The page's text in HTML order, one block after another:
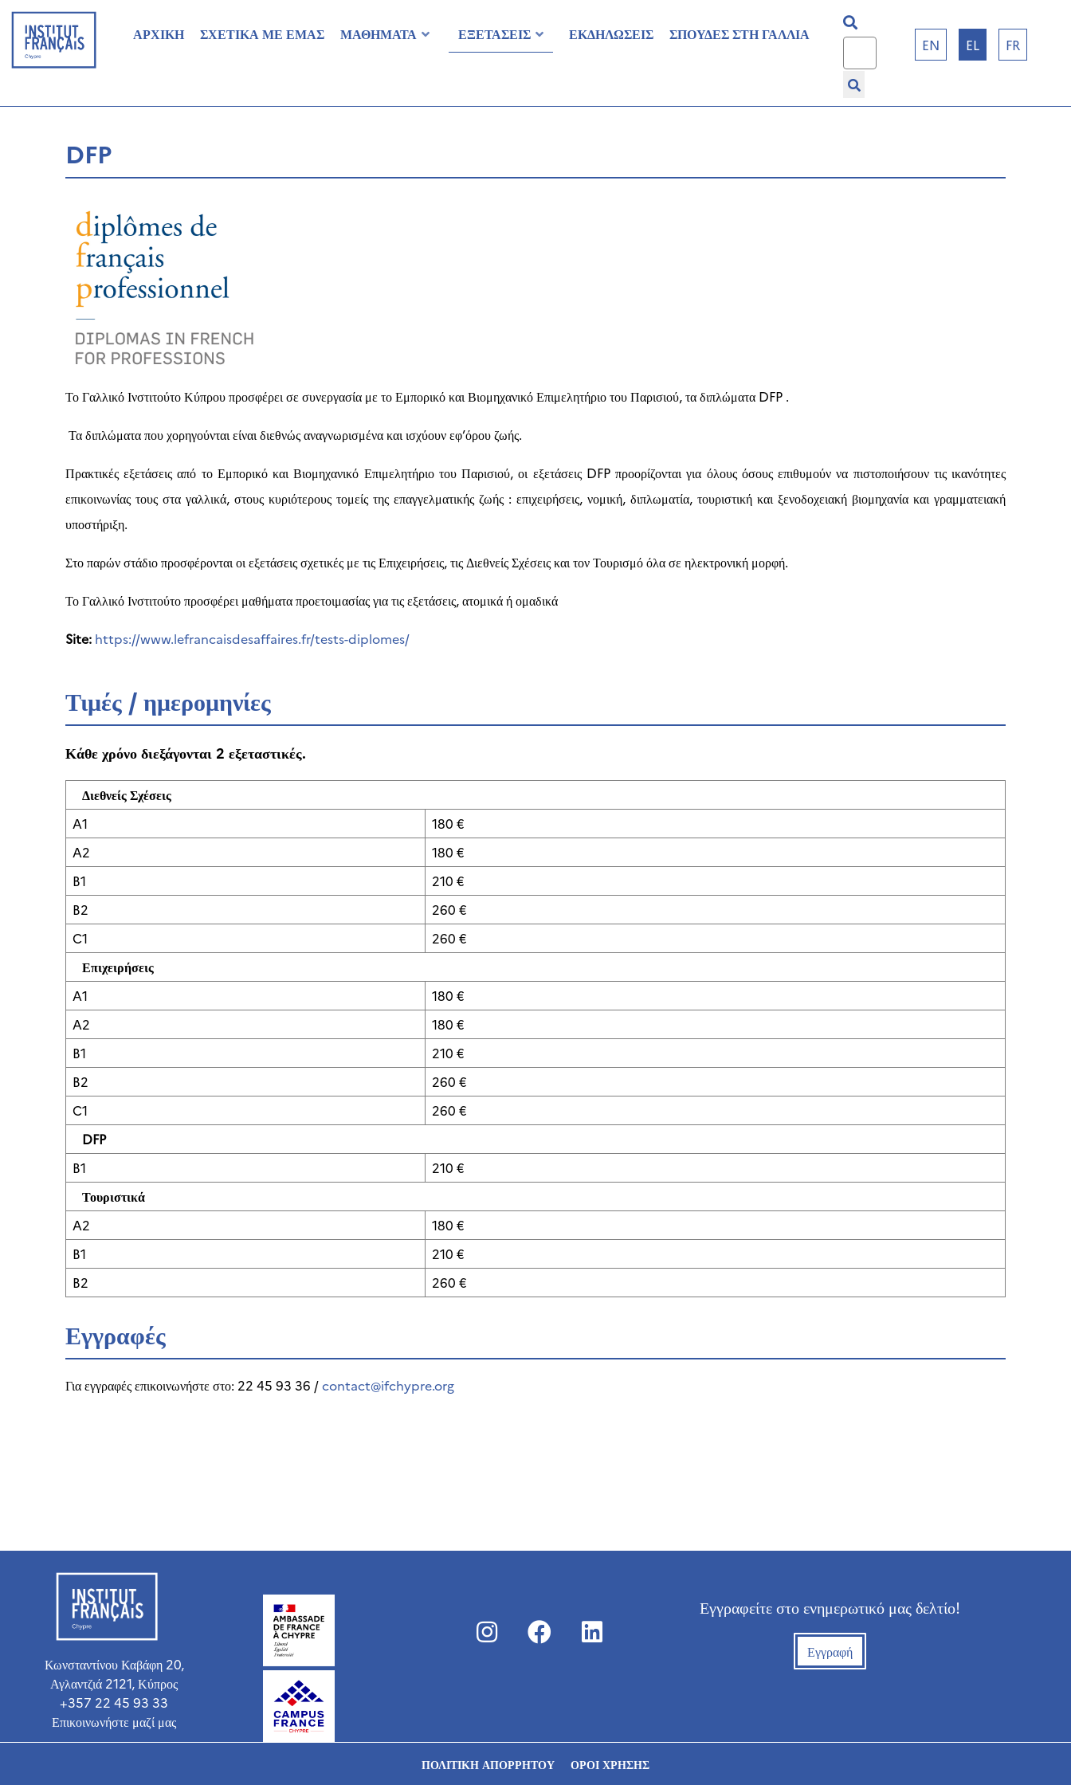
ΑΡΧΙΚΗ ΣΧΕΤΙΚΑ ΜΕ ΕΜΑΣ ΜΑΘΗΜΑΤΑ ΕΞΕΤΑΣΕΙΣ ΕΚΔΗΛΩΣΕΙΣ ΣΠΟΥΔΕΣ ΣΤΗ ΓΑΛΛΙΑ
Επιλέξτε τη γλώσσα σας
EN EL FR
DFP
Το Γαλλικό Ινστιτούτο Κύπρου προσφέρει σε συνεργασία με το Εμπορικό και Βιομηχανικό Επιμελητήριο του Παρισιού, τα διπλώματα DFP .
Τα διπλώματα που χορηγούνται είναι διεθνώς αναγνωρισμένα και ισχύουν εφ’όρου ζωής.
Πρακτικές εξετάσεις από το Εμπορικό και Βιομηχανικό Επιμελητήριο του Παρισιού, οι εξετάσεις DFP προορίζονται για όλους όσους επιθυμούν να πιστοποιήσουν τις ικανότητες
επικοινωνίας τους στα γαλλικά, στους κυριότερους τομείς της επαγγελματικής ζωής : επιχειρήσεις, νομική, διπλωματία, τουριστική και ξενοδοχειακή βιομηχανία και γραμματειακή
υποστήριξη.
Στο παρών στάδιο προσφέρονται οι εξετάσεις σχετικές με τις Επιχειρήσεις, τις Διεθνείς Σχέσεις και τον Τουρισμό όλα σε ηλεκτρονική μορφή.
Το Γαλλικό Ινστιτούτο προσφέρει μαθήματα προετοιμασίας για τις εξετάσεις, ατομικά ή ομαδικά
Site: https://www.lefrancaisdesaffaires.fr/tests-diplomes/
Τιμές / ημερομηνίες
Κάθε χρόνο διεξάγονται 2 εξεταστικές.
Διεθνείς Σχέσεις
A1
180 €
A2
180 €
B1
210 €
B2
260 €
C1
260 €
Επιχειρήσεις
A1
180 €
A2
180 €
B1
210 €
B2
260 €
C1
260 €
DFP
B1
210 €
Τουριστικά
A2
180 €
B1
210 €
B2
260 €
Εγγραφές
Για εγγραφές επικοινωνήστε στο: 22 45 93 36 /contact@ifchypre.org
Κωνσταντίνου Καβάφη 20,
Αγλαντζιά 2121, Κύπρος
+357 22 45 93 33
Επικοινωνήστε μαζί μας
Εγγραφείτε στο ενημερωτικό μας δελτίο!
Εγγραφή
ΠΟΛΙΤΙΚΉ ΑΠΟΡΡΉΤΟΥ ΌΡΟΙ ΧΡΉΣΗΣ